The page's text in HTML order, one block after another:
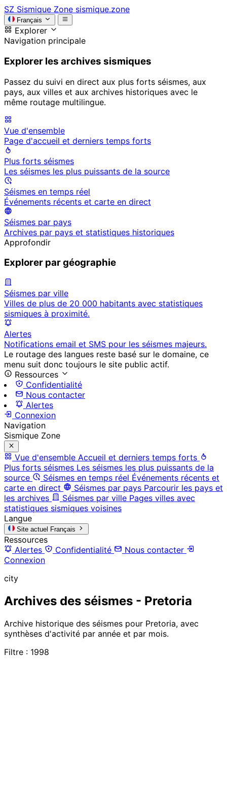
SZ Sismique Zone sismique.zone
Français
Explorer
Navigation principale
Explorer les archives sismiques
Passez du suivi en direct aux plus forts séismes, aux
pays, aux villes et aux archives historiques avec le
même routage multilingue.
Vue d'ensemble
Page d'accueil et derniers temps forts
Plus forts séismes
Les séismes les plus puissants de la source
Séismes en temps réel
Événements récents et carte en direct
Séismes par pays
Archives par pays et statistiques historiques
Approfondir
Explorer par géographie
Séismes par ville
Villes de plus de 20 000 habitants avec statistiques
sismiques à proximité.
Alertes
Notifications email et SMS pour les séismes majeurs.
Le routage des langues reste basé sur le domaine, ce
menu suit donc toujours le site public actif.
Ressources
Confidentialité
Nous contacter
Alertes
Connexion
Navigation
Sismique Zone
Vue d'ensemble Accueil et derniers temps forts
Plus forts séismes Les séismes les plus puissants de la
source
Séismes en temps réel Événements récents et
carte en direct
Séismes par pays Parcourir les pays et
les archives
Séismes par ville Pages villes avec
statistiques sismiques voisines
Langue
Site actuel Français
Ressources
Alertes
Confidentialité
Nous contacter
Connexion
city
Archives des séismes - Pretoria
Archive historique des séismes pour Pretoria, avec
synthèses d'activité par année et par mois.
Filtre : 1998